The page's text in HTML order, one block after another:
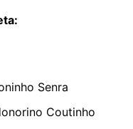
Senra
Coutinho